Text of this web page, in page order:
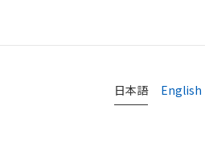
日本語 English